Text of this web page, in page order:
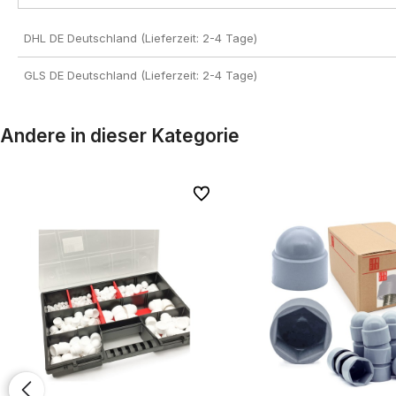
DHL DE Deutschland (Lieferzeit: 2-4 Tage)
GLS DE Deutschland (Lieferzeit: 2-4 Tage)
Andere in dieser Kategorie
Zu Favoriten
Zu Favoriten